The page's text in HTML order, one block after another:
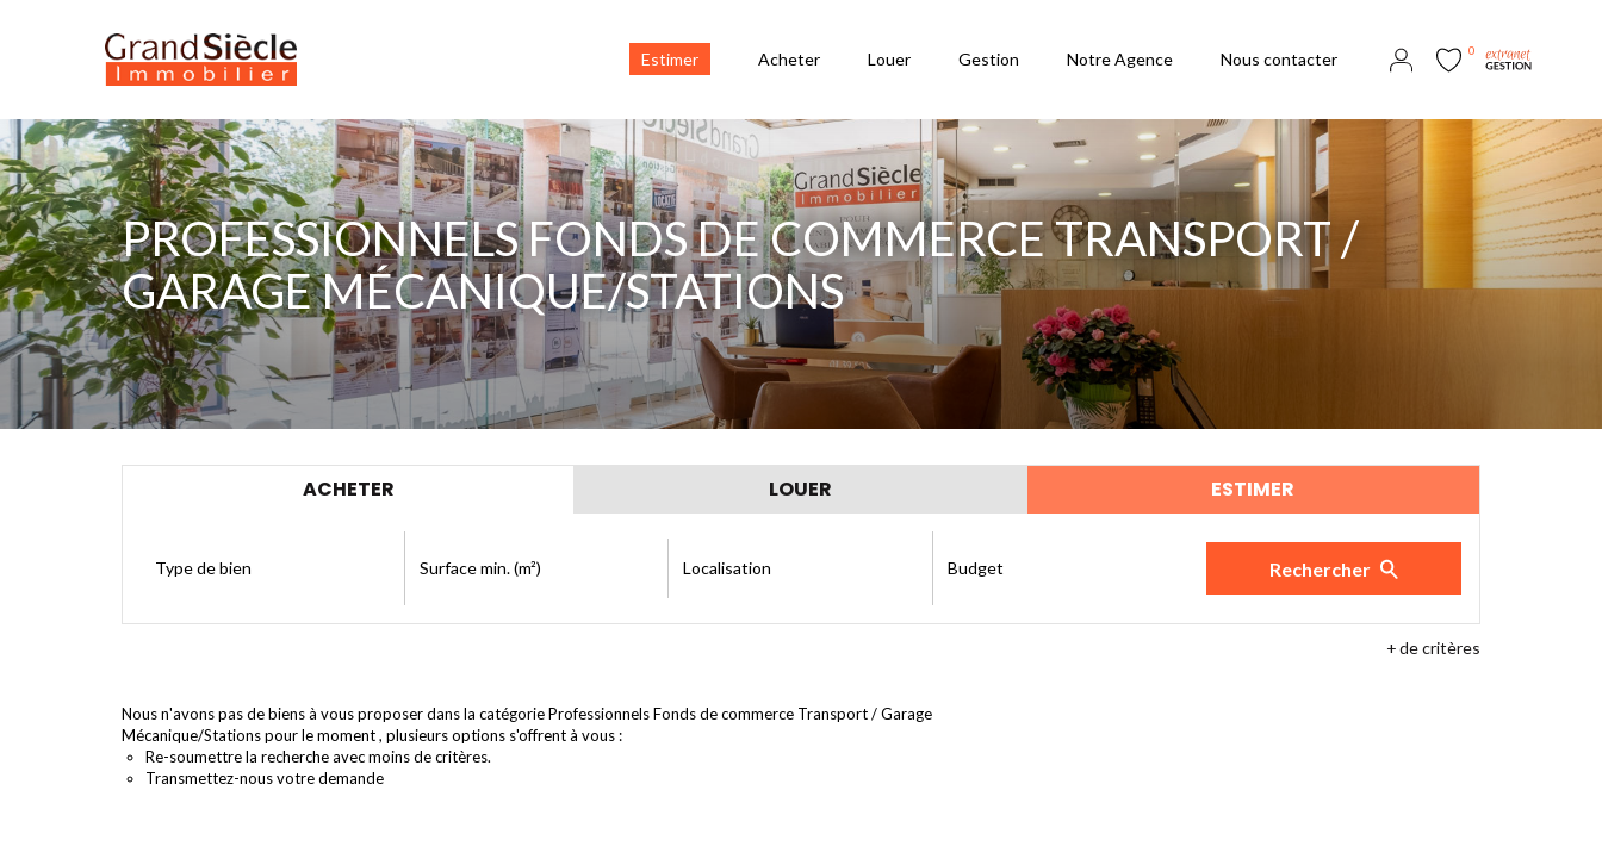
Estimer Acheter Louer Gestion Notre Agence Nous contacter 0
PROFESSIONNELS FONDS DE COMMERCE TRANSPORT /
GARAGE MÉCANIQUE/STATIONS
ACHETER LOUER ESTIMER
Type de bien Surface min. (m²) Localisation Budget Rechercher
+de critères
Nous n'avons pas de biens à vous proposer dans la catégorie Professionnels Fonds de commerce Transport / Garage
Mécanique/Stations pour le moment , plusieurs options s'offrent à vous :
Re-soumettre la recherche avec moins de critères.
Transmettez-nous votre demande